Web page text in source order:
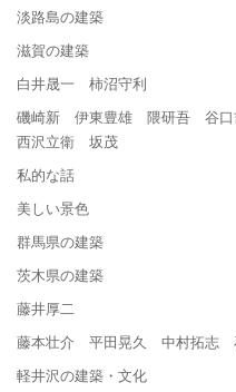
淡路島の建築
滋賀の建築
白井晟一 柿沼守利
磯崎新 伊東豊雄 隈研吾 谷
西沢立衛 坂茂
私的な話
美しい景色
群馬県の建築
茨木県の建築
藤井厚二
藤本壮介 平田晃久 中村拓志
軽井沢の建築・文化